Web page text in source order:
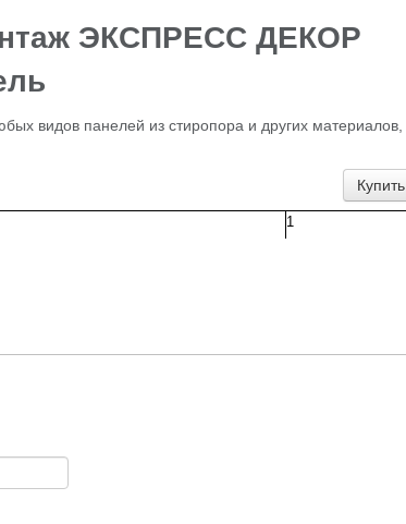
ЭКСПРЕСС ДЕКОР
видов панелей из стиропора и других материалов,
Купить
1